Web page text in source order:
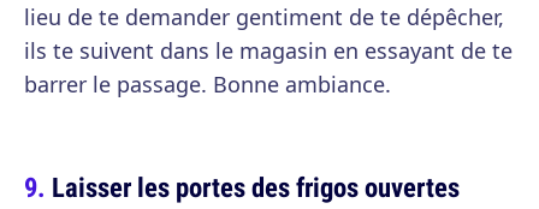
lieu de te demander gentiment de te dépêcher,
ils te suivent dans le magasin en essayant de te
barrer le passage. Bonne ambiance.
Laisser les portes des frigos ouvertes